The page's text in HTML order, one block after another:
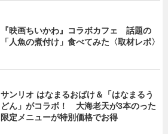
『映画ちいかわ』コラボカフェ 話題の
「人魚の煮付け」食べてみた〈取材レポ〉
サンリオ はなまるおばけ＆「はなまるう
どん」がコラボ！ 大海老天が3本のった
限定メニューが特別価格でお得